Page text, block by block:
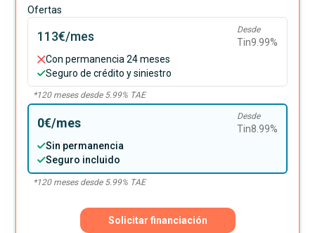
Ofertas
113€/mes Desde
Tin9.99%
Con permanencia 24 meses
Seguro de crédito y siniestro
*120meses desde 5.99% TAE
0€/mes Desde
Tin8.99%
Sin permanencia
Seguro incluido
*120meses desde 5.99% TAE
Solicitar financiación